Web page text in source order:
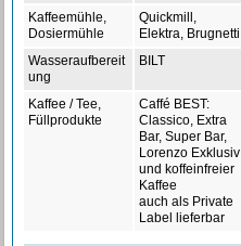
Kaffeemühle,
Dosiermühle
Quickmill,
Elektra, Brugnetti
Wasseraufbereit
ung
BILT
Kaffee / Tee,
Füllprodukte
Caffé BEST:
Classico, Extra
Bar, Super Bar,
Lorenzo Exklusiv
und koffeinfreier
Kaffee
auch als Private
Label lieferbar